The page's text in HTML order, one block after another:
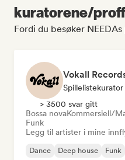
kuratorene/
Fordi du besøker
Vokall
Spillelistekurator
> 3500 svar gitt
Bossa novaKommersiell/
Funk
Legg til artister i mine
Dance Deep house Funk